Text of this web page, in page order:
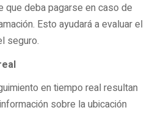
que deba pagarse en caso de
Esto ayudará a evaluar el
seguro.
en tiempo real resultan
sobre la ubicación